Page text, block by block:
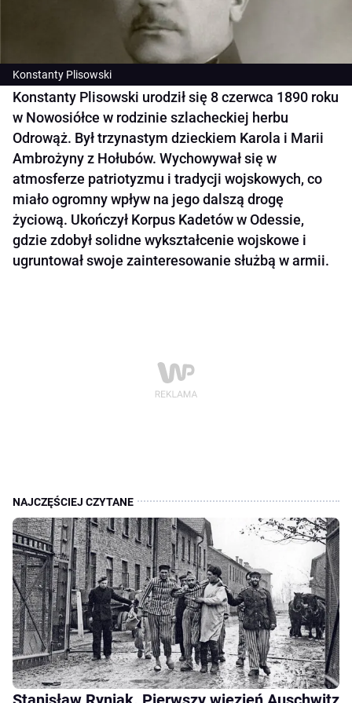
Konstanty Plisowski
Konstanty Plisowski urodził się 8 czerwca 1890 roku
w Nowosiółce w rodzinie szlacheckiej herbu
Odrowąż. Był trzynastym dzieckiem Karola i Marii
Ambrożyny z Hołubów. Wychowywał się w
atmosferze patriotyzmu i tradycji wojskowych, co
miało ogromny wpływ na jego dalszą drogę
życiową. Ukończył Korpus Kadetów w Odessie,
gdzie zdobył solidne wykształcenie wojskowe i
ugruntował swoje zainteresowanie służbą w armii.